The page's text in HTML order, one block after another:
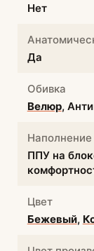
Нет
Да
Обивка
Велюр,
Наполнение
ППУ на
Цвет
Бежевый,